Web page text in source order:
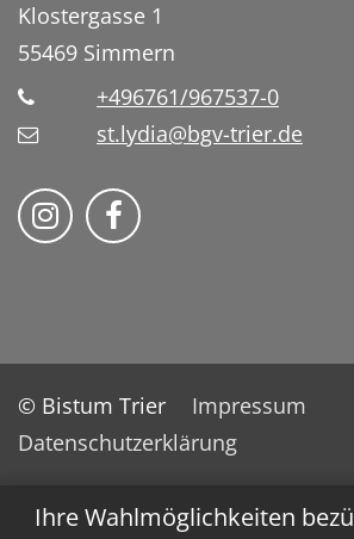
Ihre Wahlmöglichkeiten
Klostergasse 1
55469 Simmern
+496761/967537-0
st.lydia@bgv-trier.de
Wir auf Instragram
Wir auf Facebook
© Bistum Trier
Impressum
Datenschutzerklärung